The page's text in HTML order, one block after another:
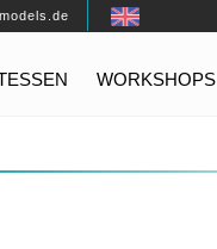
WORKSHOPS